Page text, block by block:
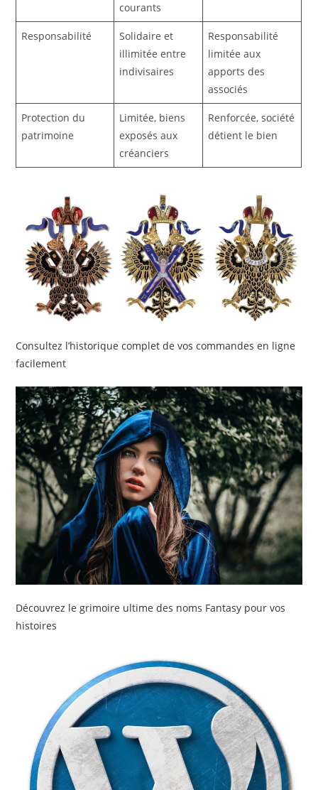
courants
Responsabilité
Solidaire et
illimitée entre
indivisaires
Responsabilité
limitée aux
apports des
associés
Protection du
patrimoine
Limitée, biens
exposés aux
créanciers
Renforcée, société
détient le bien
Consultez l’historique complet de vos commandes en ligne
facilement
Découvrez le grimoire ultime des noms Fantasy pour vos
histoires